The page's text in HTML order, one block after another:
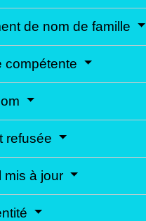
de nom de famille
compétente
refusée
mis à jour